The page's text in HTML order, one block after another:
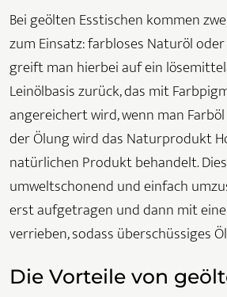
Bei geölten Esstischen kommen
zum Einsatz: farbloses Naturöl oder
greift man hierbei auf ein
Leinölbasis zurück, das mit
angereichert wird, wenn man
der Ölung wird das Naturprodukt
natürlichen Produkt behandelt.
umweltschonend und einfach
erst aufgetragen und dann mit
verrieben, sodass überschüssiges
Die Vorteile von